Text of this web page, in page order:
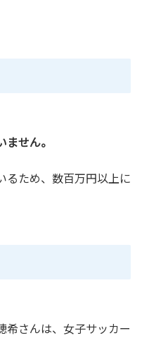
せん。
るため、数百万円以上に
希さんは、女子サッカー